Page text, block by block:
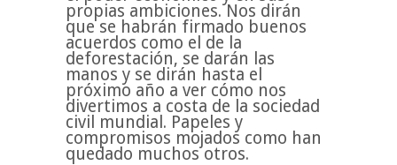
propias ambiciones. Nos dirán
que se habrán firmado buenos
acuerdos como el de la
deforestación, se darán las
manos y se dirán hasta el
próximo año a ver cómo nos
divertimos a costa de la sociedad
civil mundial. Papeles y
compromisos mojados como han
quedado muchos otros.